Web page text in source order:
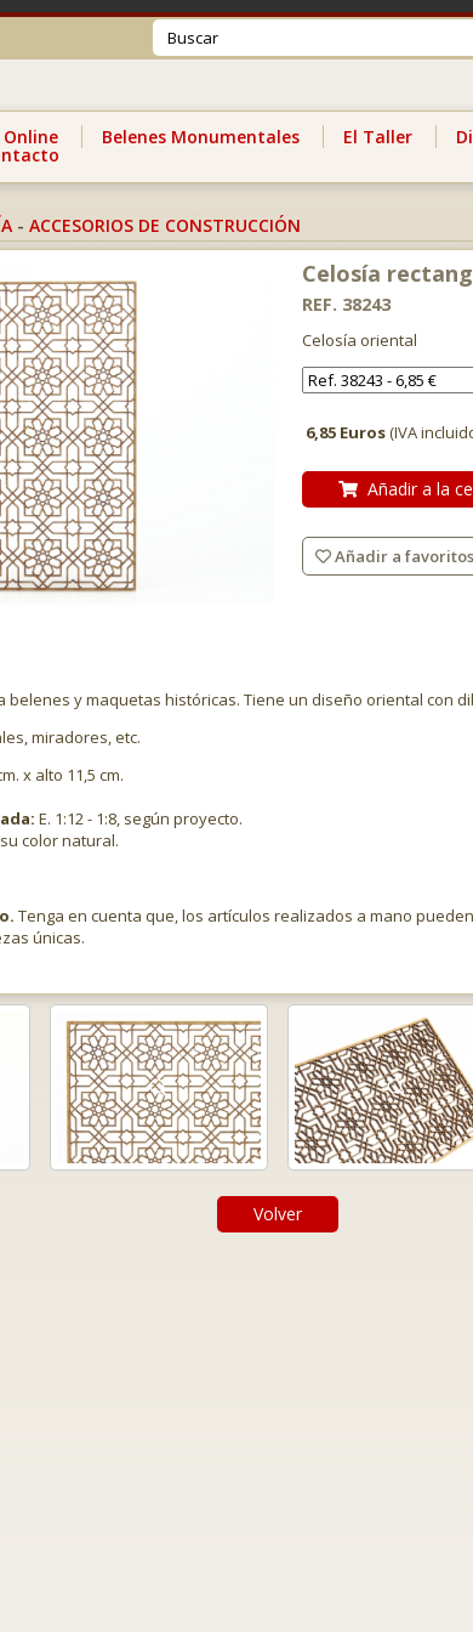
Belenes Monumentales El Taller
- ACCESORIOS DE CONSTRUCCIÓN
Celosía
REF. 38243
Celosía oriental
6,85 Euros(IVA
Añadir a la
Añadir a favoritos
belenes y maquetas históricas. Tiene un diseño oriental con
miradores, etc.
x alto 11,5 cm.
E. 1:12 - 1:8, según proyecto.
color natural.
Tenga en cuenta que, los artículos realizados a mano
únicas.
Volver